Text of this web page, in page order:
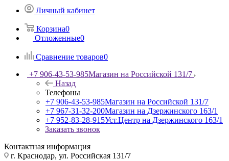
Личный кабинет
Корзина0
Отложенные0
Сравнение товаров0
+7 906-43-53-985Магазин на Российской 131/7
Назад
Телефоны
+7 906-43-53-985Магазин на Российской 131/7
+7 967-31-32-200Магазин на Дзержинского 163/1
+7 952-83-28-915Уст.Центр на Дзержинского 163/1
Заказать звонок
Контактная информация
г. Краснодар, ул. Российская 131/7